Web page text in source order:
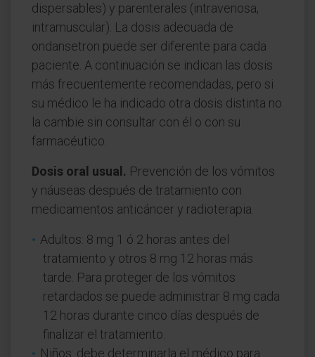
dispersables) y parenterales (intravenosa,
intramuscular). La dosis adecuada de
ondansetron puede ser diferente para cada
paciente. A continuación se indican las dosis
más frecuentemente recomendadas, pero si
su médico le ha indicado otra dosis distinta no
la cambie sin consultar con él o con su
farmacéutico.
Dosis oral usual. Prevención de los vómitos
y náuseas después de tratamiento con
medicamentos anticáncer y radioterapia.
Adultos: 8 mg 1 ó 2 horas antes del
tratamiento y otros 8 mg 12 horas más
tarde. Para proteger de los vómitos
retardados se puede administrar 8 mg cada
12 horas durante cinco días después de
finalizar el tratamiento.
Niños: debe determinarla el médico para